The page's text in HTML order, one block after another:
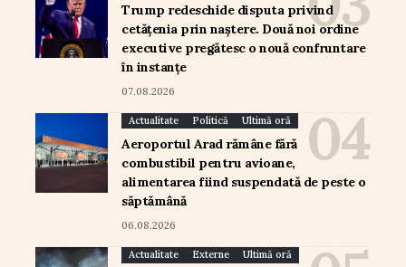
Trump redeschide disputa privind
cetățenia prin naștere. Două noi ordine
executive pregătesc o nouă confruntare
în instanțe
07.08.2026
Actualitate Politică Ultimă oră
Aeroportul Arad rămâne fără
combustibil pentru avioane,
alimentarea fiind suspendată de peste o
săptămână
06.08.2026
Actualitate Externe Ultimă oră